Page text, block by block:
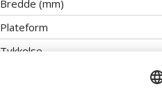
Bredde (mm)
Plateform
Tykkelse